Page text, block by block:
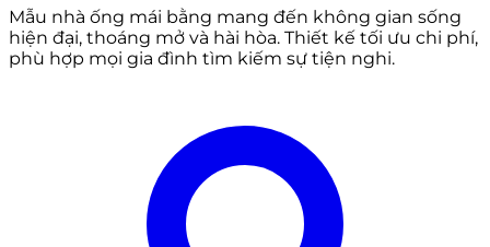
Mẫu nhà ống mái bằng mang đến không gian sống
hiện đại, thoáng mở và hài hòa. Thiết kế tối ưu chi phí,
phù hợp mọi gia đình tìm kiếm sự tiện nghi.